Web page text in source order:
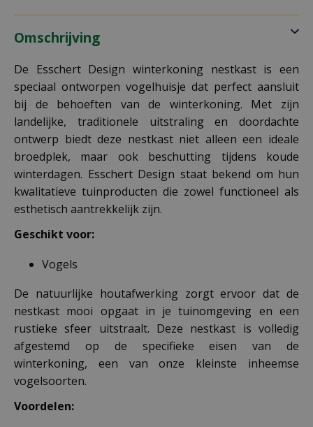
Omschrijving
De Esschert Design winterkoning nestkast is een
speciaal ontworpen vogelhuisje dat perfect aansluit
bij de behoeften van de winterkoning. Met zijn
landelijke, traditionele uitstraling en doordachte
ontwerp biedt deze nestkast niet alleen een ideale
broedplek, maar ook beschutting tijdens koude
winterdagen. Esschert Design staat bekend om hun
kwalitatieve tuinproducten die zowel functioneel als
esthetisch aantrekkelijk zijn.
Geschikt voor:
Vogels
De natuurlijke houtafwerking zorgt ervoor dat de
nestkast mooi opgaat in je tuinomgeving en een
rustieke sfeer uitstraalt. Deze nestkast is volledig
afgestemd op de specifieke eisen van de
winterkoning, een van onze kleinste inheemse
vogelsoorten.
Voordelen: